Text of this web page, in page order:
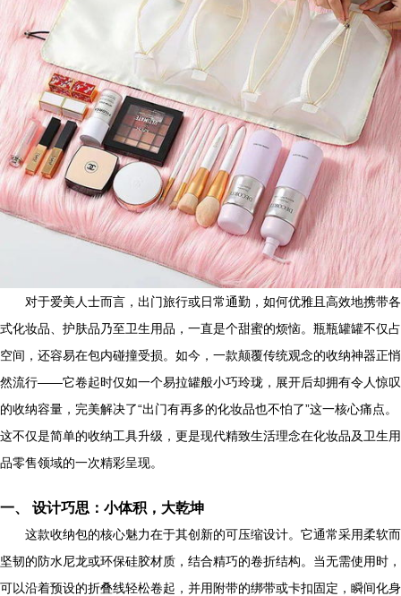
对于爱美人士而言，出门旅行或日常通勤，如何优雅且高效地携带各
式化妆品、护肤品乃至卫生用品，一直是个甜蜜的烦恼。瓶瓶罐罐不仅占
空间，还容易在包内碰撞受损。如今，一款颠覆传统观念的收纳神器正悄
然流行——它卷起时仅如一个易拉罐般小巧玲珑，展开后却拥有令人惊叹
的收纳容量，完美解决了“出门有再多的化妆品也不怕了”这一核心痛点。
这不仅是简单的收纳工具升级，更是现代精致生活理念在化妆品及卫生用
品零售领域的一次精彩呈现。
一、 设计巧思：小体积，大乾坤
这款收纳包的核心魅力在于其创新的可压缩设计。它通常采用柔软而
坚韧的防水尼龙或环保硅胶材质，结合精巧的卷折结构。当无需使用时，
可以沿着预设的折叠线轻松卷起，并用附带的绑带或卡扣固定，瞬间化身